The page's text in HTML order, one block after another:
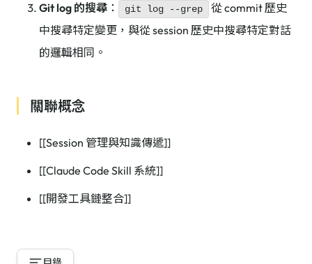
Git log 的搜尋 ： git log --grep
從 commit 歷史
中搜尋特定變更，與從 session 歷史中搜尋特定對話
的邏輯相同。
關聯概念
[[Session 管理與知識傳遞]]
[[Claude Code Skill 系統]]
[[開發工具鏈整合]]